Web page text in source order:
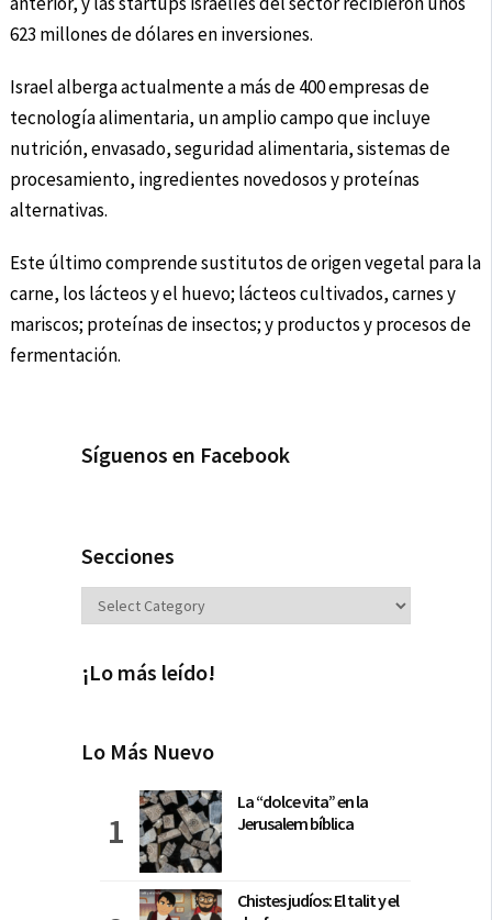
623 millones de dólares en inversiones.
Israel alberga actualmente a más de 400 empresas de
tecnología alimentaria, un amplio campo que incluye
nutrición, envasado, seguridad alimentaria, sistemas de
procesamiento, ingredientes novedosos y proteínas
alternativas.
Este último comprende sustitutos de origen vegetal para la
carne, los lácteos y el huevo; lácteos cultivados, carnes y
mariscos; proteínas de insectos; y productos y procesos de
fermentación.
Síguenos en Facebook
Secciones
Secciones
¡Lo más leído!
Lo Más Nuevo
La “dolce vita” en la
Jerusalem bíblica
Chistes judíos: El talit y el